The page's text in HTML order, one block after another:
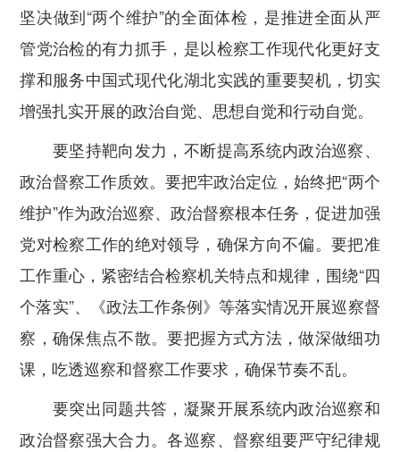
坚决做到“两个维护”的全面体检，是推进全面从严
管党治检的有力抓手，是以检察工作现代化更好支
撑和服务中国式现代化湖北实践的重要契机，切实
增强扎实开展的政治自觉、思想自觉和行动自觉。
要坚持靶向发力，不断提高系统内政治巡察、
政治督察工作质效。要把牢政治定位，始终把“两个
维护”作为政治巡察、政治督察根本任务，促进加强
党对检察工作的绝对领导，确保方向不偏。要把准
工作重心，紧密结合检察机关特点和规律，围绕“四
个落实”、《政法工作条例》等落实情况开展巡察督
察，确保焦点不散。要把握方式方法，做深做细功
课，吃透巡察和督察工作要求，确保节奏不乱。
要突出同题共答，凝聚开展系统内政治巡察和
政治督察强大合力。各巡察、督察组要严守纪律规